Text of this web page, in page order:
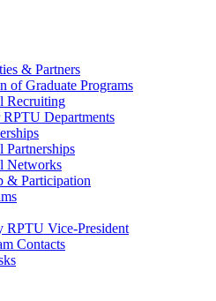
& Partners
of Graduate Programs
Recruiting
RPTU Departments
Partnerships
Networks
& Participation
RPTU Vice-President
Contacts